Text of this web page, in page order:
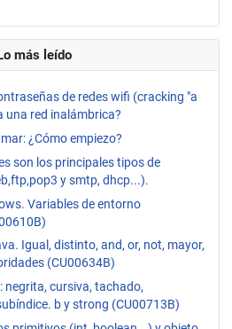
más leído
de redes wifi (cracking "a
una red inalámbrica?
¿Cómo empiezo?
son los principales tipos de
y smtp, dhcp...).
Variables de entorno
Igual, distinto, and, or, not, mayor,
(CU00634B)
negrita, cursiva, tachado,
b y strong (CU00713B)